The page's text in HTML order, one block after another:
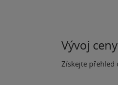
Vývoj ceny
Získejte přehled